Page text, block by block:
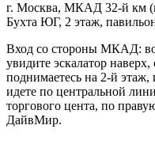
г. Москва, МКАД 32-й км
Бухта ЮГ, 2 этаж,
Вход со стороны МКАД:
увидите эскалатор
поднимаетесь на 2-й этаж,
идете по центральной
торгового цента, по
ДайвМир.